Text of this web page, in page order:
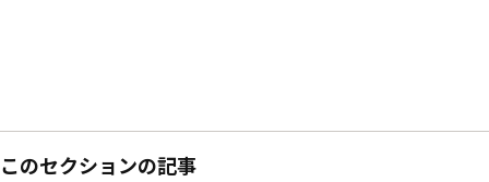
このセクションの記事